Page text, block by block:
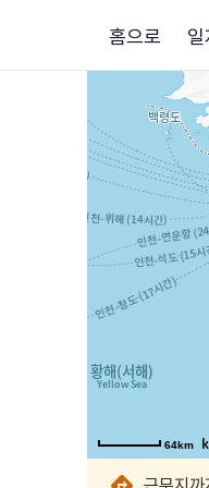
홈으로
64km
64km
64km
64km
64km
64km
64km
64km